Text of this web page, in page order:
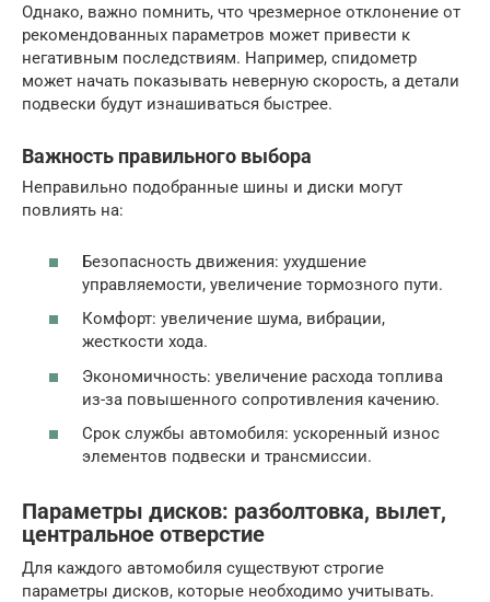
Однако, важно помнить, что чрезмерное отклонение от
рекомендованных параметров может привести к
негативным последствиям. Например, спидометр
может начать показывать неверную скорость, а детали
подвески будут изнашиваться быстрее.
Важность правильного выбора
Неправильно подобранные шины и диски могут
повлиять на:
Безопасность движения: ухудшение
управляемости, увеличение тормозного пути.
Комфорт: увеличение шума, вибрации,
жесткости хода.
Экономичность: увеличение расхода топлива
из-за повышенного сопротивления качению.
Срок службы автомобиля: ускоренный износ
элементов подвески и трансмиссии.
Параметры дисков: разболтовка, вылет,
центральное отверстие
Для каждого автомобиля существуют строгие
параметры дисков, которые необходимо учитывать.